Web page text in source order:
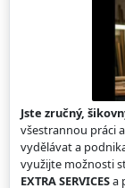
Jste zručný,
všestrannou práci
vydělávat a
využijte možnosti
EXTRA SERVICESa